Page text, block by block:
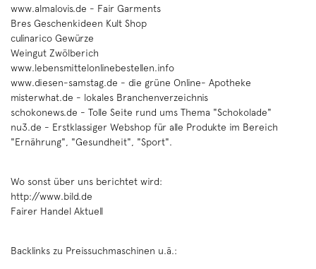
www.almalovis.de - Fair Garments
Bres Geschenkideen Kult Shop
culinarico Gewürze
Weingut Zwölberich
www.lebensmittelonlinebestellen.info
www.diesen-samstag.de - die grüne Online- Apotheke
misterwhat.de - lokales Branchenverzeichnis
schokonews.de - Tolle Seite rund ums Thema "Schokolade"
nu3.de - Erstklassiger Webshop für alle Produkte im Bereich
"Ernährung", "Gesundheit", "Sport".
Wo sonst über uns berichtet wird:
http://www.bild.de
Fairer Handel Aktuell
Backlinks zu Preissuchmaschinen u.ä.: